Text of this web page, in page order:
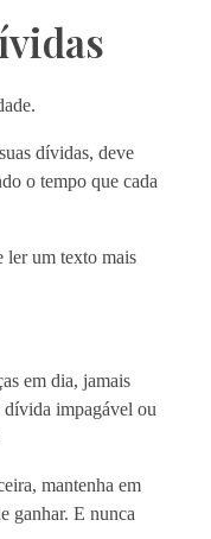
dívidas, deve
o tempo que cada
ler um texto mais
em dia, jamais
dívida impagável ou
mantenha em
ganhar. E nunca